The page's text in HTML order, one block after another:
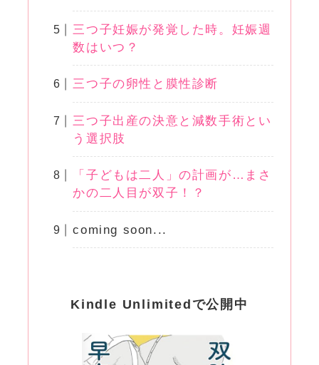
三つ子妊娠が発覚した時。妊娠週
数はいつ？
三つ子の卵性と膜性診断
三つ子出産の決意と減数手術とい
う選択肢
「子どもは二人」の計画が…まさ
かの二人目が双子！？
coming soon...
Kindle Unlimitedで公開中